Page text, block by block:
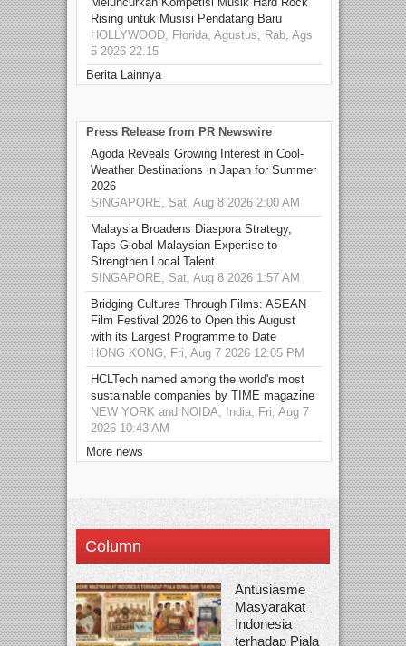
Rising untuk Musisi Pendatang Baru
HOLLYWOOD, Florida, Agustus, Rab, Ags
5 2026 22.15
Berita Lainnya
Press Release from PR Newswire
Agoda Reveals Growing Interest in Cool-
Weather Destinations in Japan for Summer
2026
SINGAPORE, Sat, Aug 8 2026 2:00 AM
Malaysia Broadens Diaspora Strategy,
Taps Global Malaysian Expertise to
Strengthen Local Talent
SINGAPORE, Sat, Aug 8 2026 1:57 AM
Bridging Cultures Through Films: ASEAN
Film Festival 2026 to Open this August
with its Largest Programme to Date
HONG KONG, Fri, Aug 7 2026 12:05 PM
HCLTech named among the world's most
sustainable companies by TIME magazine
NEW YORK and NOIDA, India, Fri, Aug 7
2026 10:43 AM
More news
Column
Antusiasme
Masyarakat
Indonesia
terhadap Piala